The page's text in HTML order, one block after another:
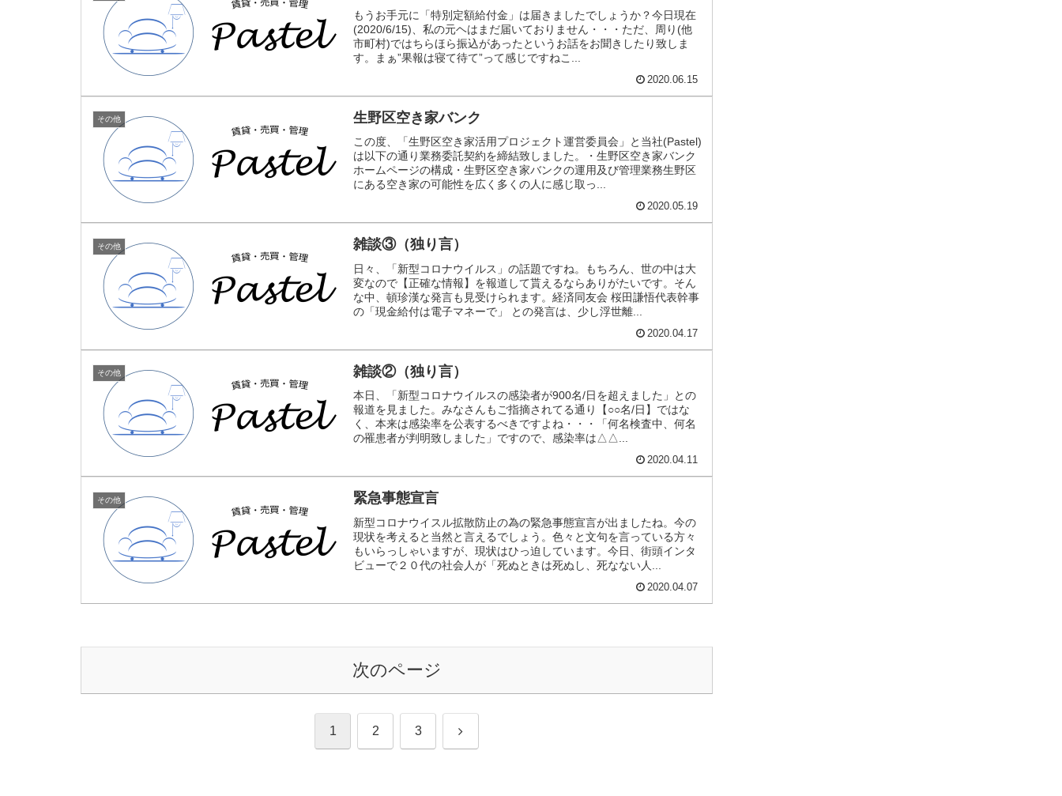
もうお手元に「特別定額給付金」は届きましたでしょうか？今日現在
(2020/6/15)、私の元ヘはまだ届いておりません・・・ただ、周り(他
市町村)ではちらほら振込があったというお話をお聞きしたり致しま
す。まぁ”果報は寝て待て”って感じですねこ...
2020.06.15
その他 生野区空き家バンク
この度、「生野区空き家活用プロジェクト運営委員会」と当社(Pastel)
は以下の通り業務委託契約を締結致しました。・生野区空き家バンク
ホームページの構成・生野区空き家バンクの運用及び管理業務生野区
にある空き家の可能性を広く多くの人に感じ取っ...
2020.05.19
その他 雑談③（独り言）
日々、「新型コロナウイルス」の話題ですね。もちろん、世の中は大
変なので【正確な情報】を報道して貰えるならありがたいです。そん
な中、頓珍漢な発言も見受けられます。経済同友会 桜田謙悟代表幹事
の「現金給付は電子マネーで」 との発言は、少し浮世離...
2020.04.17
その他 雑談②（独り言）
本日、「新型コロナウイルスの感染者が900名/日を超えました」との
報道を見ました。みなさんもご指摘されてる通り【○○名/日】ではな
く、本来は感染率を公表するべきですよね・・・「何名検査中、何名
の罹患者が判明致しました」ですので、感染率は△△...
2020.04.11
その他 緊急事態宣言
新型コロナウイスル拡散防止の為の緊急事態宣言が出ましたね。今の
現状を考えると当然と言えるでしょう。色々と文句を言っている方々
もいらっしゃいますが、現状はひっ迫しています。今日、街頭インタ
ビューで２０代の社会人が「死ぬときは死ぬし、死なない人...
2020.04.07
次のページ
1 2 3 次